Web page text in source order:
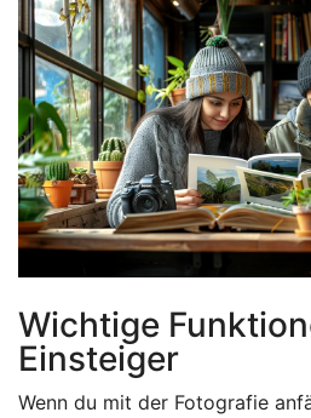
Wichtige
Einsteiger
Wenn du mit der Fotografie